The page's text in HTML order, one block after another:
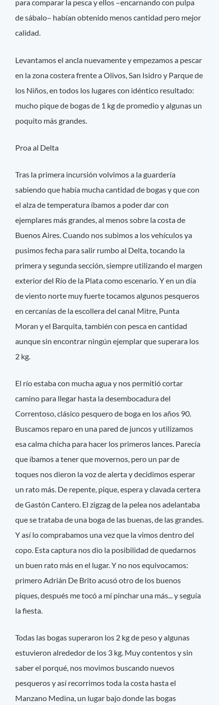
para comparar la pesca y ellos –encarnando con pulpa
de sábalo– habían obtenido menos cantidad pero mejor
calidad.
Levantamos el ancla nuevamente y empezamos a pescar
en la zona costera frente a Olivos, San Isidro y Parque de
los Niños, en todos los lugares con idéntico resultado:
mucho pique de bogas de 1 kg de promedio y algunas un
poquito más grandes.
Proa al Delta
Tras la primera incursión volvimos a la guardería
sabiendo que había mucha cantidad de bogas y que con
el alza de temperatura íbamos a poder dar con
ejemplares más grandes, al menos sobre la costa de
Buenos Aires. Cuando nos subimos a los vehículos ya
pusimos fecha para salir rumbo al Delta, tocando la
primera y segunda sección, siempre utilizando el margen
exterior del Río de la Plata como escenario. Y en un día
de viento norte muy fuerte tocamos algunos pesqueros
en cercanías de la escollera del canal Mitre, Punta
Moran y el Barquita, también con pesca en cantidad
aunque sin encontrar ningún ejemplar que superara los
2 kg.
El río estaba con mucha agua y nos permitió cortar
camino para llegar hasta la desembocadura del
Correntoso, clásico pesquero de boga en los años 90.
Buscamos reparo en una pared de juncos y utilizamos
esa calma chicha para hacer los primeros lances. Parecía
que íbamos a tener que movernos, pero un par de
toques nos dieron la voz de alerta y decidimos esperar
un rato más. De repente, pique, espera y clavada certera
de Gastón Cantero. El zigzag de la pelea nos adelantaba
que se trataba de una boga de las buenas, de las grandes.
Y así lo comprabamos una vez que la vimos dentro del
copo. Esta captura nos dio la posibilidad de quedarnos
un buen rato más en el lugar. Y no nos equivocamos:
primero Adrián De Brito acusó otro de los buenos
piques, después me tocó a mí pinchar una más... y seguía
la fiesta.
Todas las bogas superaron los 2 kg de peso y algunas
estuvieron alrededor de los 3 kg. Muy contentos y sin
saber el porqué, nos movimos buscando nuevos
pesqueros y así recorrimos toda la costa hasta el
Manzano Medina, un lugar bajo donde las bogas